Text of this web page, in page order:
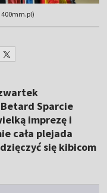
400mm.pl)
Sparcie
imprezę i
cała plejada
się kibicom